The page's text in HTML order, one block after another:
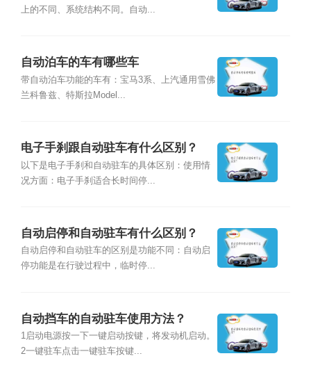
上的不同、系统结构不同。自动...
自动泊车的车有哪些车
带自动泊车功能的车有：宝马3系、上汽通用雪佛
兰科鲁兹、特斯拉Model...
电子手刹跟自动驻车有什么区别？
以下是电子手刹和自动驻车的具体区别：使用情
况方面：电子手刹适合长时间停...
自动启停和自动驻车有什么区别？
自动启停和自动驻车的区别是功能不同：自动启
停功能是在行驶过程中，临时停...
自动挡车的自动驻车使用方法？
1启动电源按一下一键启动按键，将发动机启动。
2一键驻车点击一键驻车按键...